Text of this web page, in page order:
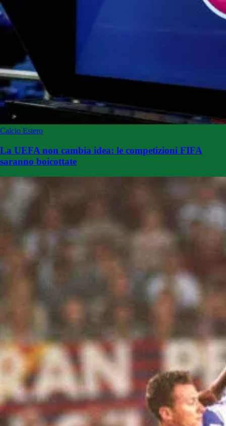
Calcio Estero
La UEFA non cambia idea: le competizioni FIFA
saranno boicottate